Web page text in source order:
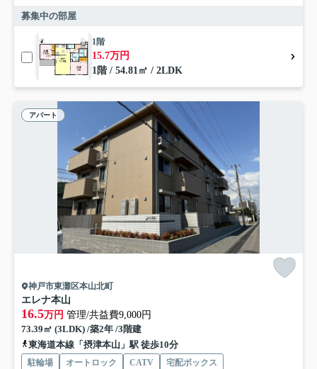
募集中の部屋
1階
15.7万円
1階 / 54.81㎡ / 2LDK
アパート
神戸市東灘区本山北町
エレナ本山
16.5万円 管理/共益費9,000円
73.39㎡ (3LDK) /築2年 /3階建
東海道本線「摂津本山」駅 徒歩10分
駐輪場 オートロック CATV
宅配ボックス